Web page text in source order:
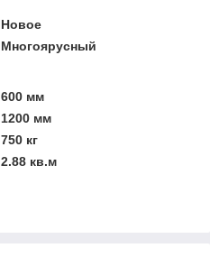
Новое
Многоярусный
600 мм
1200 мм
750 кг
2.88 кв.м